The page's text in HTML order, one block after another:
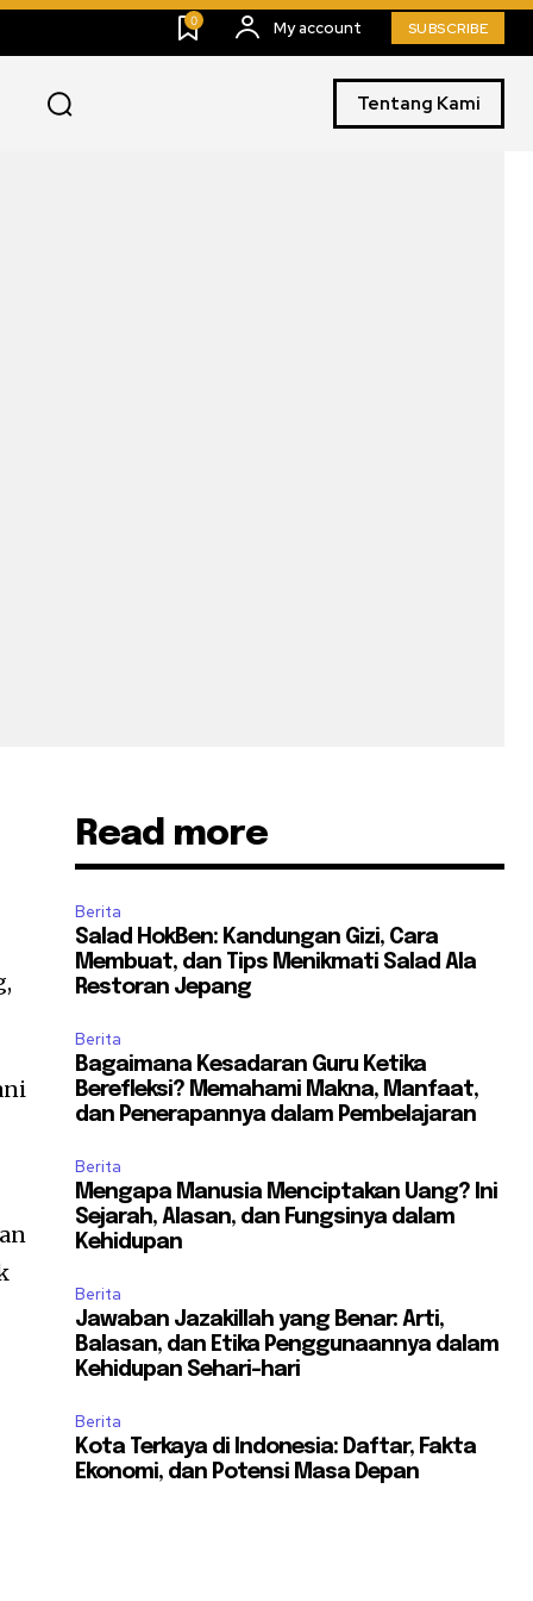
0 My account SUBSCRIBE
Tentang Kami
Read more
Berita
Salad HokBen: Kandungan Gizi, Cara
Membuat, dan Tips Menikmati Salad Ala
Restoran Jepang
Berita
Bagaimana Kesadaran Guru Ketika
Berefleksi? Memahami Makna, Manfaat,
dan Penerapannya dalam Pembelajaran
Berita
Mengapa Manusia Menciptakan Uang? Ini
Sejarah, Alasan, dan Fungsinya dalam
Kehidupan
Berita
Jawaban Jazakillah yang Benar: Arti,
Balasan, dan Etika Penggunaannya dalam
Kehidupan Sehari-hari
Berita
Kota Terkaya di Indonesia: Daftar, Fakta
Ekonomi, dan Potensi Masa Depan